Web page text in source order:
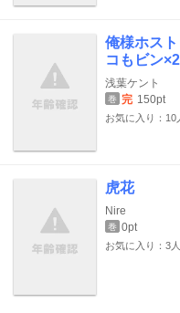
俺様ホス
コもビン×2
浅葉ケント
巻 完 150pt
お気に入り：10
虎花
Nire
巻 0pt
お気に入り：3人